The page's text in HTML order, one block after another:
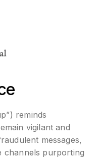
reminds
vigilant and
messages,
channels purporting